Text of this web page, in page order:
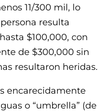
11/300 mil, lo
resulta
$100,000, con
de $300,000 sin
resultaron heridas.
encarecidamente
o “umbrella” (de